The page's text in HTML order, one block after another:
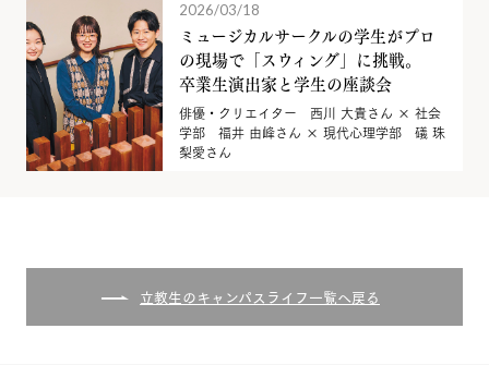
2026/03/18
ミュージカルサークルの学生がプロ
の現場で「スウィング」に挑戦。
卒業生演出家と学生の座談会
俳優・クリエイター 西川 大貴さん × 社会
学部 福井 由峰さん × 現代心理学部 礒 珠
梨愛さん
立教生のキャンパスライフ一覧へ戻る